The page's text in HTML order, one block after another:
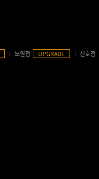
노원점 UPGRADE 천호점